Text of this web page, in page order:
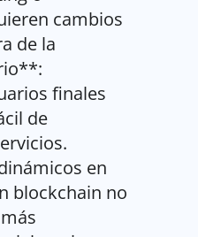
cambios
de la
finales
de
en
blockchain no